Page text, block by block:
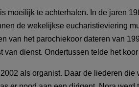
moeilijk te achterhalen. In de jaren
de wekelijkse eucharistieviering
van het parochiekoor dateren van
van dienst. Ondertussen telde het
als organist. Daar de liederen